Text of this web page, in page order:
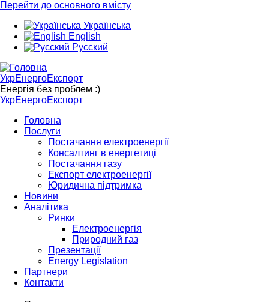
Перейти до основного вмісту
Українська
English
Русский
УкрЕнергоЕкспорт
Енергія без проблем :)
УкрЕнергоЕкспорт
Головна
Послуги
Постачання електроенергії
Консалтинг в енергетиці
Постачання газу
Експорт електроенергії
Юридична підтримка
Новини
Аналітика
Ринки
Електроенергія
Природний газ
Презентації
Energy Legislation
Партнери
Контакти